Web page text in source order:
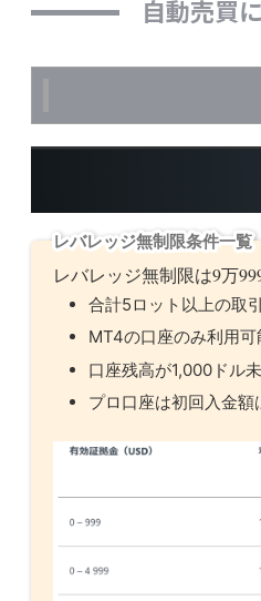
自動売買
レバレッジ無制限条件一覧
レバレッジ無制限は9万
合計5ロット以上の取
MT4の口座のみ利用可
口座残高が1,000ドル
プロ口座は初回入金額